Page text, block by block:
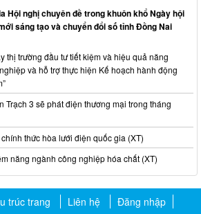
Hội nghị chuyên đề trong khuôn khổ Ngày hội
sáng tạo và chuyển đổi số tỉnh Đồng Nai
thị trường đầu tư tiết kiệm và hiệu quả năng
và hỗ trợ thực hiện Kế hoạch hành động
Trạch 3 sẽ phát điện thương mại trong tháng
thức hòa lưới điện quốc gia (XT)
năng ngành công nghiệp hóa chất (XT)
trúc trang Liên hệ Đăng nhập